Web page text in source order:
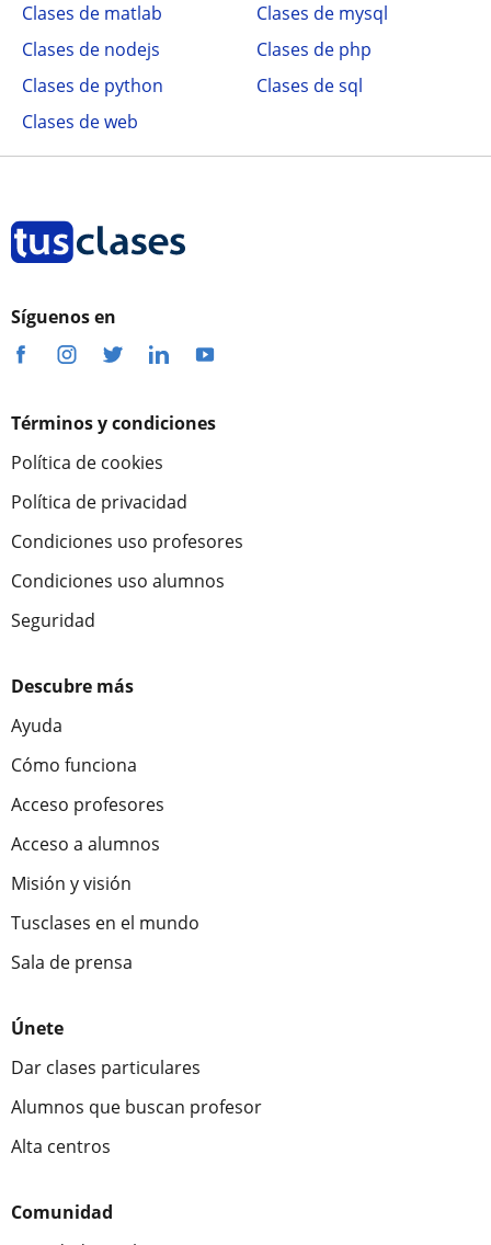
Clases de matlab
Clases de mysql
Clases de nodejs
Clases de php
Clases de python
Clases de sql
Clases de web
Síguenos en
Términos y condiciones
Política de cookies
Política de privacidad
Condiciones uso profesores
Condiciones uso alumnos
Seguridad
Descubre más
Ayuda
Cómo funciona
Acceso profesores
Acceso a alumnos
Misión y visión
Tusclases en el mundo
Sala de prensa
Únete
Dar clases particulares
Alumnos que buscan profesor
Alta centros
Comunidad